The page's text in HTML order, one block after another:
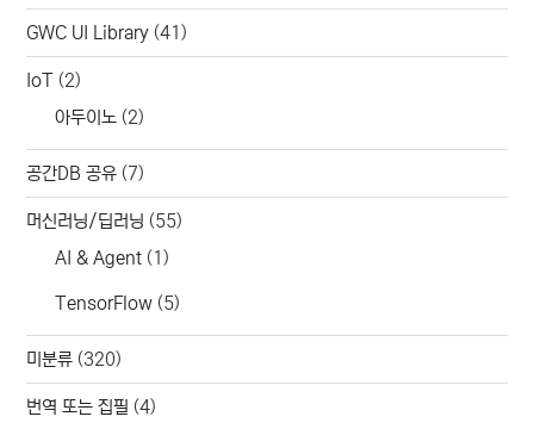
GWC UI Library (41)
IoT (2)
아두이노 (2)
공간DB 공유 (7)
머신러닝/딥러닝 (55)
AI & Agent (1)
TensorFlow (5)
미분류 (320)
번역 또는 집필 (4)